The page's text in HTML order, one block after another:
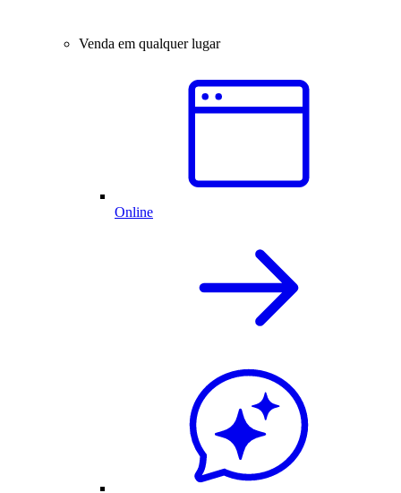
Venda em qualquer lugar
Online